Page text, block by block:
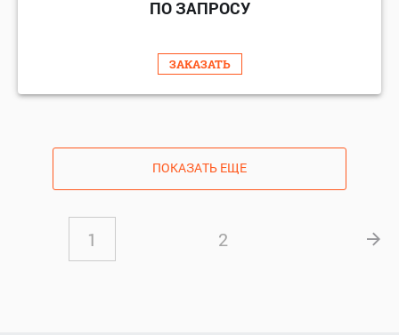
ПО ЗАПРОСУ
ЗАКАЗАТЬ
ПОКАЗАТЬ ЕЩЕ
1 2